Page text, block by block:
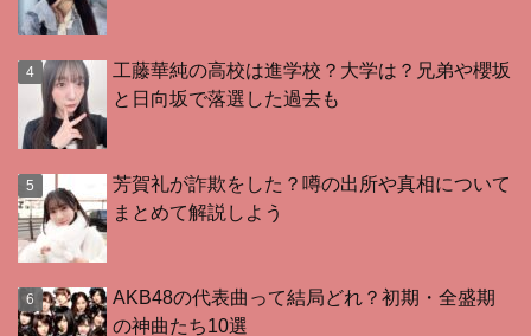
工藤華純の高校は進学校？大学は？兄弟や櫻坂
と日向坂で落選した過去も
芳賀礼が詐欺をした？噂の出所や真相について
まとめて解説しよう
AKB48の代表曲って結局どれ？初期・全盛期
の神曲たち10選